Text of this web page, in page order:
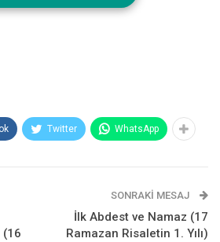
aleyhi ve sellem) evine doğru
dönünce eşi Hazreti Hadîce kendisini
olma bahtiyarlığına erişti.
Twitter WhatsApp
SONRAKI MESAJ
İlk Abdest ve Namaz (17
Ramazan Risaletin 1. Yılı)